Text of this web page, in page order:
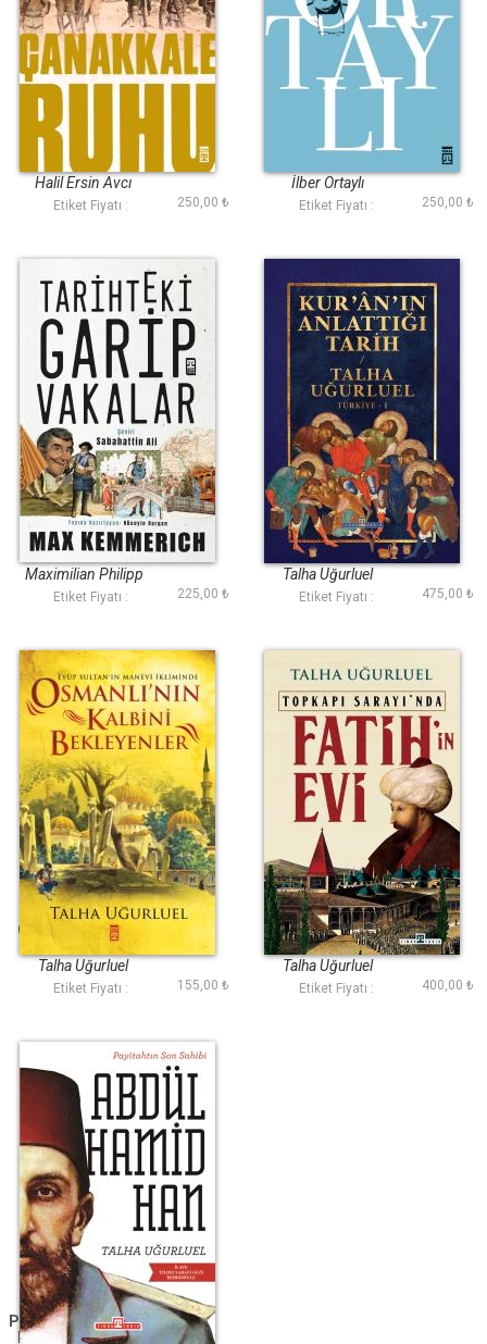
Çanakkale Ruhu
Halil Ersin Avcı
Etiket Fiyatı : 250,00 ₺
Defterimden
İlber Ortaylı
Etiket Fiyatı : 250,00 ₺
Tarihteki Garip
Vakalar
Maximilian Philipp
Albert Kemmerich
Etiket Fiyatı : 225,00 ₺
Kuranın Anlattığı
Tarih
Talha Uğurluel
Etiket Fiyatı : 475,00 ₺
Osmanlının Kalbini
Bekleyenler
Talha Uğurluel
Etiket Fiyatı : 155,00 ₺
Fatihin Evi
Talha Uğurluel
Etiket Fiyatı : 400,00 ₺
Payitahtın Son Sahibi
II. Abdülhamid Han